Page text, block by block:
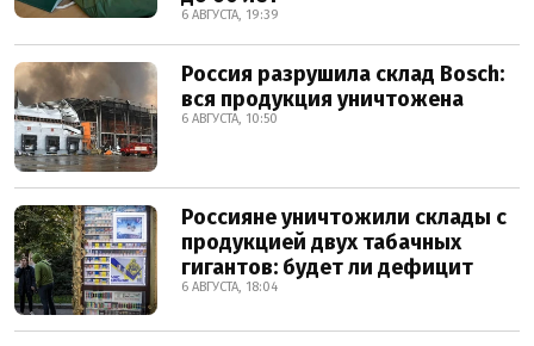
6 АВГУСТА, 19:39
Россия разрушила склад Bosch:
вся продукция уничтожена
6 АВГУСТА, 10:50
Россияне уничтожили склады с
продукцией двух табачных
гигантов: будет ли дефицит
6 АВГУСТА, 18:04